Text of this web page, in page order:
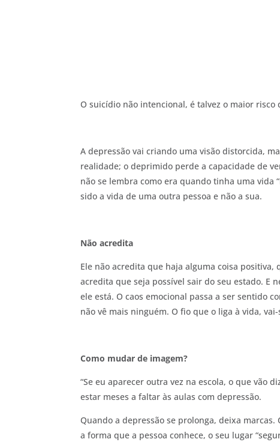
O suicídio não intencional, é talvez o maior risco
A depressão vai criando uma visão distorcida,
realidade; o deprimido perde a capacidade de
não se lembra como era quando tinha uma vida
sido a vida de uma outra pessoa e não a sua.
Não acredita
Ele não acredita que haja alguma coisa
acredita que seja possível sair do seu estado.
ele está. O caos emocional passa a ser sentido
não vê mais ninguém. O fio que o liga à vida,
Como mudar de imagem?
“Se eu aparecer outra vez na escola, o que vão
estar meses a faltar às aulas com depressão.
Quando a depressão se prolonga, deixa
a forma que a pessoa conhece, o seu lugar